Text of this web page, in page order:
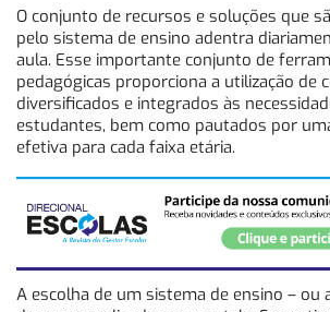
O conjunto de recursos e soluções que
pelo sistema de ensino adentra
aula. Esse importante conjunto de
pedagógicas proporciona a utilização de
diversificados e integrados às
estudantes, bem como pautados por
efetiva para cada faixa etária.
A escolha de um sistema de ensino – ou